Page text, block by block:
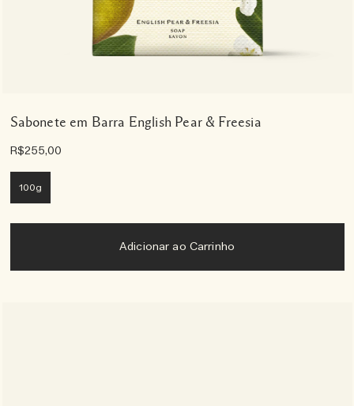
Sabonete em Barra English Pear & Freesia
R$255,00
100g
Adicionar ao Carrinho